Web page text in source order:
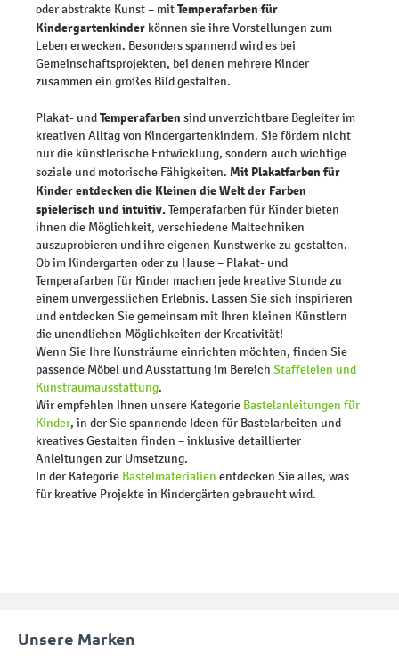
oder abstrakte Kunst – mitTemperafarben für
Kindergartenkinder können sie ihre Vorstellungen zum
Leben erwecken. Besonders spannend wird es bei
Gemeinschaftsprojekten, bei denen mehrere Kinder
zusammen ein großes Bild gestalten.
Plakat- undTemperafarben sind unverzichtbare Begleiter im
kreativen Alltag von Kindergartenkindern. Sie fördern nicht
nur die künstlerische Entwicklung, sondern auch wichtige
soziale und motorische Fähigkeiten. Mit Plakatfarben für
Kinder entdecken die Kleinen die Welt der Farben
spielerisch und intuitiv.Temperafarben für Kinder bieten
ihnen die Möglichkeit, verschiedene Maltechniken
auszuprobieren und ihre eigenen Kunstwerke zu gestalten.
Ob im Kindergarten oder zu Hause – Plakat- und
Temperafarben für Kinder machen jede kreative Stunde zu
einem unvergesslichen Erlebnis. Lassen Sie sich inspirieren
und entdecken Sie gemeinsam mit Ihren kleinen Künstlern
die unendlichen Möglichkeiten der Kreativität!
Wenn Sie Ihre Kunsträume einrichten möchten, finden Sie
passende Möbel und Ausstattung im Bereich Staffeleien und
Kunstraumausstattung.
Wir empfehlen Ihnen unsere Kategorie Bastelanleitungen für
Kinder, in der Sie spannende Ideen für Bastelarbeiten und
kreatives Gestalten finden – inklusive detaillierter
Anleitungen zur Umsetzung.
In der Kategorie Bastelmaterialien entdecken Sie alles, was
für kreative Projekte in Kindergärten gebraucht wird.
Unsere Marken